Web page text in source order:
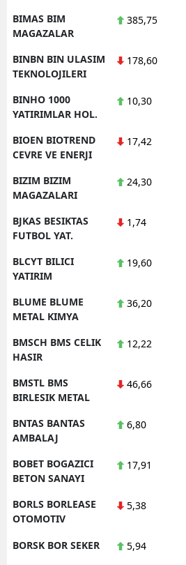
BIMAS BIM
MAGAZALAR
385,75
BINBN BIN ULASIM
TEKNOLOJILERI
178,60
BINHO 1000
YATIRIMLAR HOL.
10,30
BIOEN BIOTREND
CEVRE VE ENERJI
17,42
BIZIM BIZIM
MAGAZALARI
24,30
BJKAS BESIKTAS
FUTBOL YAT.
1,74
BLCYT BILICI
YATIRIM
19,60
BLUME BLUME
METAL KIMYA
36,20
BMSCH BMS CELIK
HASIR
12,22
BMSTL BMS
BIRLESIK METAL
46,66
BNTAS BANTAS
AMBALAJ
6,80
BOBET BOGAZICI
BETON SANAYI
17,91
BORLS BORLEASE
OTOMOTIV
5,38
BORSK BOR SEKER 5,94